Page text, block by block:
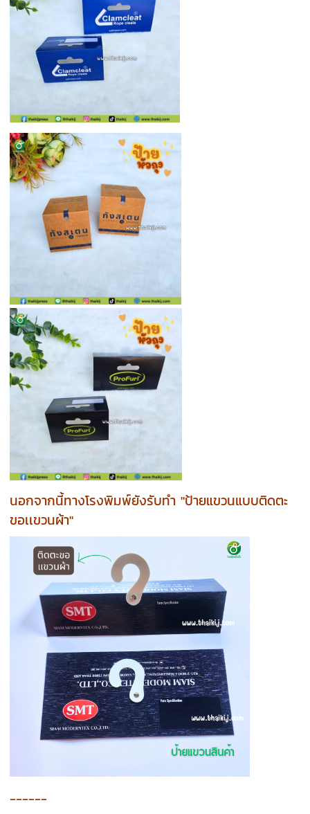
นอกจากนี้ทางโรงพิมพ์ยังรับทำ "ป้ายแขวนแบบติดตะ
ขอเเขวนผ้า"
------